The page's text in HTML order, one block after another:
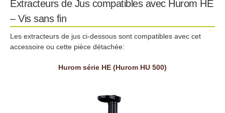
Extracteurs de Jus compatibles avec Hurom HE
– Vis sans fin
Les extracteurs de jus ci-dessous sont compatibles avec cet
accessoire ou cette pièce détachée:
Hurom série HE (Hurom HU 500)